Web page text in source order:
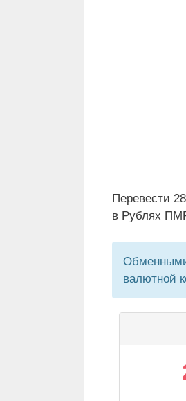
Перевести
в Рублях
Обменными
валютной